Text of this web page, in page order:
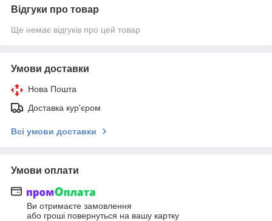
Відгуки про товар
Ще немає відгуків про цей товар
Умови доставки
Нова Пошта
Доставка кур'єром
Всі умови доставки
Умови оплати
Ви отримаєте замовлення
або гроші повернуться на вашу картку